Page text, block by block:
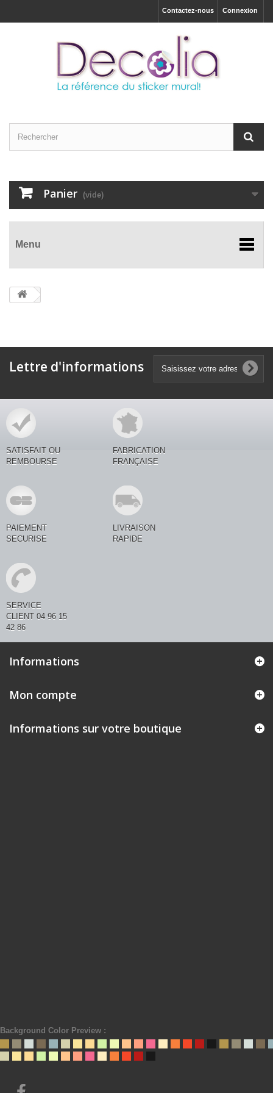
Connexion
Contactez-nous
Panier (vide)
Menu
Lettre d'informations
SATISFAIT OU
REMBOURSE
FABRICATION
FRANÇAISE
PAIEMENT
SECURISE
LIVRAISON
RAPIDE
SERVICE
CLIENT 04 96 15
42 86
Informations
Mon compte
Informations sur votre boutique
Background Color Preview :